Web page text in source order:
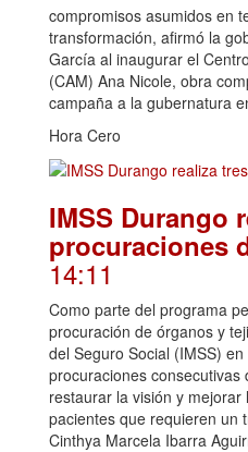
compromisos asumidos en
transformación, afirmó la
García al inaugurar el
(CAM) Ana Nicole, obra
campaña a la gubernatura
Hora Cero
IMSS Durango
procuraciones
14:11
Como parte del programa
procuración de órganos y
del Seguro Social (IMSS)
procuraciones
restaurar la visión y
pacientes que requieren un
Cinthya Marcela Ibarra